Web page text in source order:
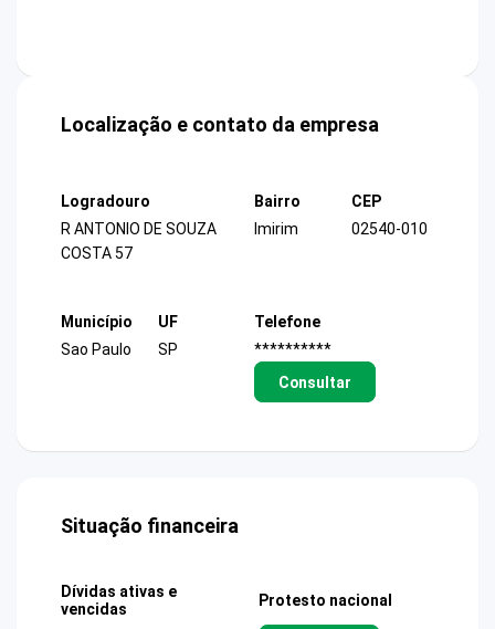
Localização e contato da empresa
Logradouro
R ANTONIO DE SOUZA
COSTA 57
Bairro
Imirim
CEP
02540-010
Município
Sao Paulo
UF
SP
Telefone
**********
Consultar
Situação financeira
Dívidas ativas e
vencidas
Protesto nacional